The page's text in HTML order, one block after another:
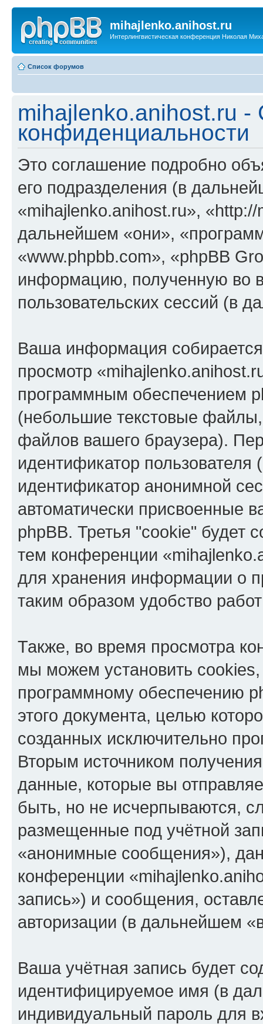
mihajlenko.anihost.ru
Интерлингвистическая конференция Николая
Список форумов
mihajlenko.anihost.ru -
конфиденциальности
Это соглашение подробно
его подразделения (в
«mihajlenko.anihost.ru»,
дальнейшем «они»,
«www.phpbb.com», «phpBB
информацию, полученную во
пользовательских сессий (в
Ваша информация
просмотр
программным обеспечением
(небольшие текстовые
файлов вашего браузера).
идентификатор
идентификатор анонимной
автоматически присвоенные
phpBB. Третья "cookie" будет
тем конференции
для хранения информации о
таким образом удобство
Также, во время просмотра
мы можем установить
программному обеспечению
этого документа, целью
созданных исключительно
Вторым источником
данные, которые вы
быть, но не исчерпываются,
размещенные под учётной
«анонимные сообщения»),
конференции
запись») и сообщения,
авторизации (в дальнейшем
Ваша учётная запись будет
идентифицируемое имя (в
индивидуальный пароль для